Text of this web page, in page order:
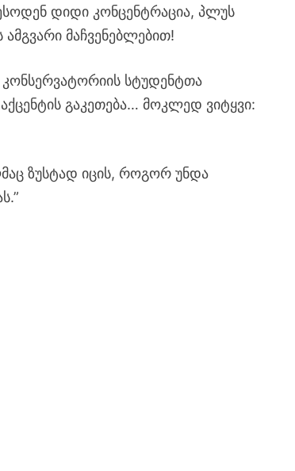
ესოდენ დიდი კონცენტრაცია, პლუს
მაჩვენებლებით!
სტუდენტთა
გაკეთება… მოკლედ ვიტყვი:
ზუსტად იცის, როგორ უნდა